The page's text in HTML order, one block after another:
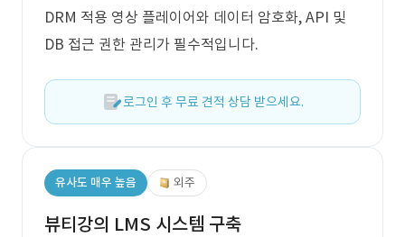
DRM 적용 영상 플레이어와 데이터 암호화, API 및
DB 접근 권한 관리가 필수적입니다.
로그인 후 무료 견적 상담 받으세요.
유사도 매우 높음 외주
뷰티강의 LMS 시스템 구축